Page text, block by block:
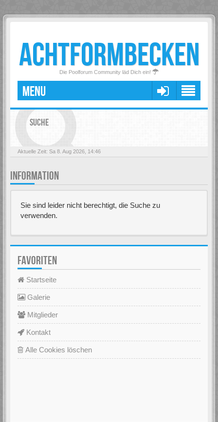
ACHTFORMBECKEN
Die Poolforum Community läd Dich ein!
MENU
SUCHE
Aktuelle Zeit: Sa 8. Aug 2026, 14:46
INFORMATION
Sie sind leider nicht berechtigt, die Suche zu
verwenden.
FAVORITEN
Startseite
Galerie
Mitglieder
Kontakt
Alle Cookies löschen